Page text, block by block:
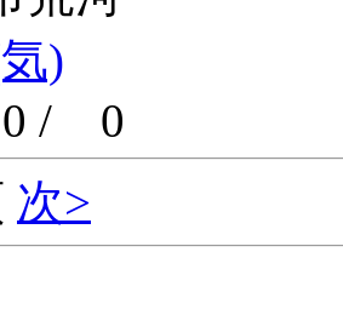
)
0 / 0
次>